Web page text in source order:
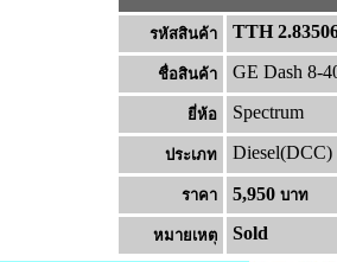
รหัสสินค้า TTH
ชื่อสินค้า GE Dash 8-
ยี่ห้อ Spectrum
ประเภท Diesel(DCC)
ราคา 5,950 บาท
หมายเหต Sold